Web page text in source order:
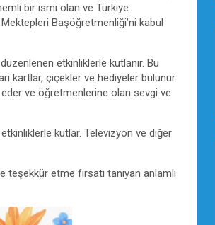
bir ismi olan ve Türkiye
Başöğretmenliği’ni kabul
etkinliklerle kutlanır. Bu
kartlar, çiçekler ve hediyeler bulunur.
ve öğretmenlerine olan sevgi ve
kutlar. Televizyon ve diğer
etme fırsatı tanıyan anlamlı